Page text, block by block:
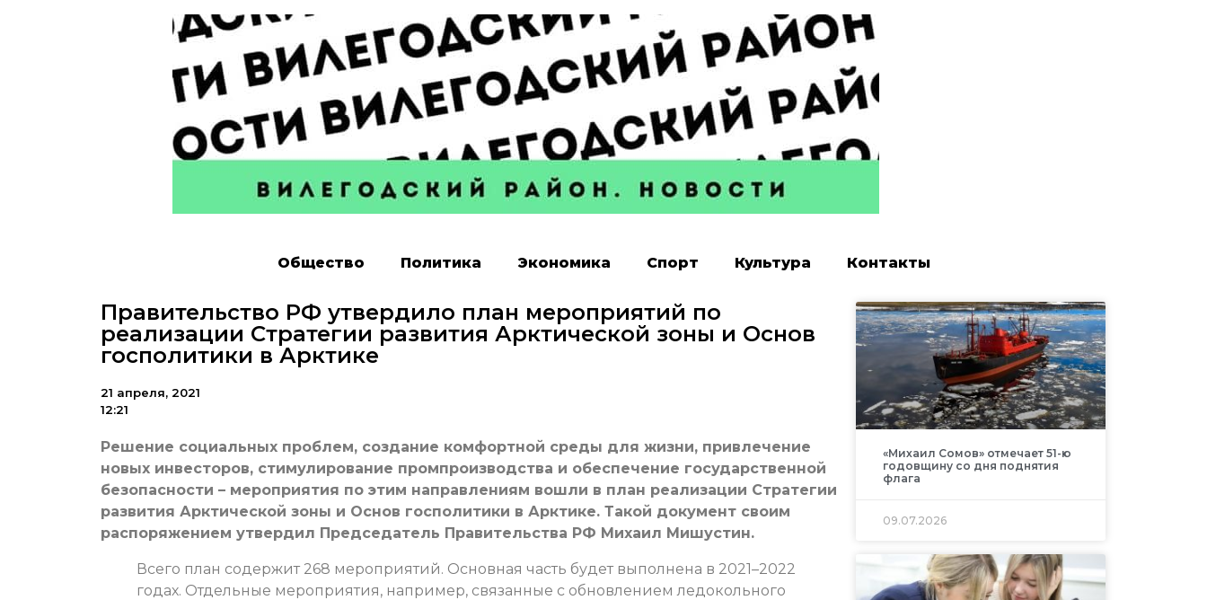
Общество Политика Экономика Спорт Культура Контакты
Правительство РФ утвердило план мероприятий по
реализации Стратегии развития Арктической зоны и Основ
госполитики в Арктике
21 апреля, 2021
12:21
Решение социальных проблем, создание комфортной среды для жизни, привлечение
новых инвесторов, стимулирование промпроизводства и обеспечение государственной
безопасности – мероприятия по этим направлениям вошли в план реализации Стратегии
развития Арктической зоны и Основ госполитики в Арктике. Такой документ своим
распоряжением утвердил Председатель Правительства РФ Михаил Мишустин.
Всего план содержит 268 мероприятий. Основная часть будет выполнена в 2021–2022
годах. Отдельные мероприятия, например, связанные с обновлением ледокольного
«Михаил Сомов» отмечает 51-ю
годовщину со дня поднятия
флага
09.07.2026